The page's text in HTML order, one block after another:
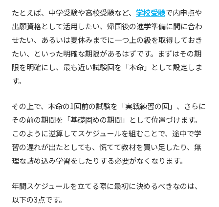
たとえば、中学受験や高校受験など、 学校受験で内申点や
出願資格として活用したい、帰国後の進学準備に間に合わ
せたい、あるいは夏休みまでに一つ上の級を取得しておき
たい、といった明確な期限があるはずです。まずはその期
限を明確にし、最も近い試験回を「本命」として設定しま
す。
その上で、本命の1回前の試験を「実戦練習の回」、さらに
その前の期間を「基礎固めの期間」として位置づけます。
このように逆算してスケジュールを組むことで、途中で学
習の遅れが出たとしても、慌てて教材を買い足したり、無
理な詰め込み学習をしたりする必要がなくなります。
年間スケジュールを立てる際に最初に決めるべきなのは、
以下の3点です。